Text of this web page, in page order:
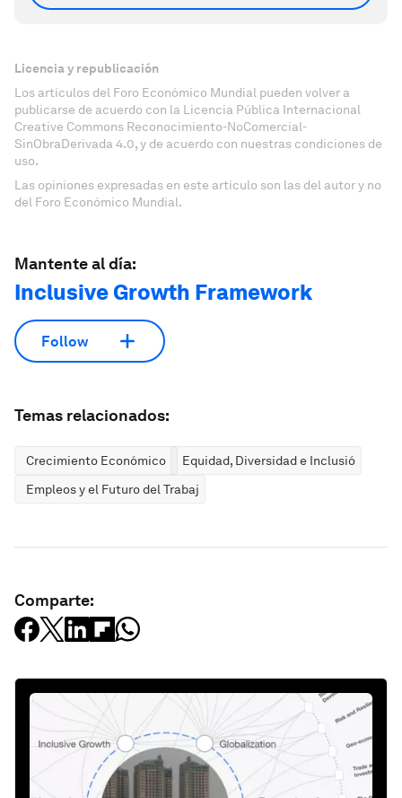
Licencia y republicación
Los artículos del Foro Económico Mundial pueden volver a
publicarse de acuerdo con la Licencia Pública Internacional
Creative Commons Reconocimiento-NoComercial-
SinObraDerivada 4.0, y de acuerdo con nuestras condiciones de
uso.
Las opiniones expresadas en este artículo son las del autor y no
del Foro Económico Mundial.
Mantente al día:
Inclusive Growth Framework
Follow
Temas relacionados:
Crecimiento Económico
Equidad, Diversidad e Inclusión
Empleos y el Futuro del Trabajo
Comparte: